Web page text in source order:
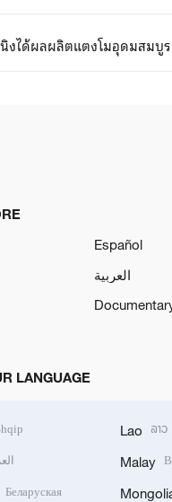
งได้ผลผลิตแตงโมอุดมสมบู
Español
العربية
LANGUAGE
Беларуская
Lao ລາວ
Malay